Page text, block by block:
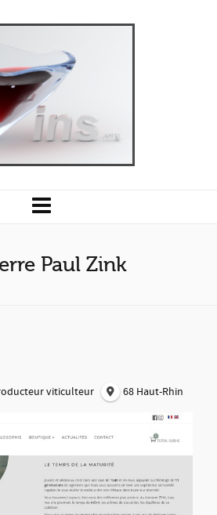
Paul Zink
viticulteur 68 Haut-Rhin